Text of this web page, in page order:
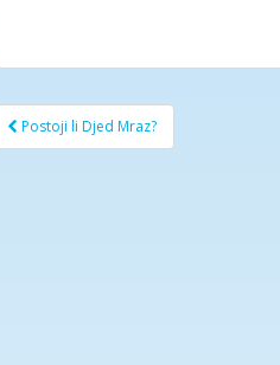
Postoji li Djed Mraz?